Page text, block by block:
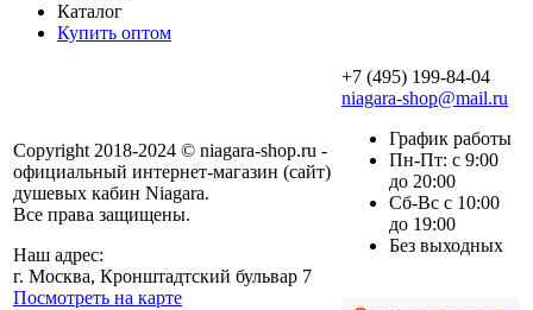
Каталог
Купить оптом
Copyright 2018-2024 © niagara-shop.ru -
официальный интернет-магазин (сайт)
душевых кабин Niagara.
Все права защищены.
Наш адрес:
г. Москва, Кронштадтский бульвар 7
Посмотреть на карте
+7 (495) 199-84-04
niagara-shop@mail.ru
График работы
Пн-Пт: с 9:00
до 20:00
Сб-Вс с 10:00
до 19:00
Без выходных